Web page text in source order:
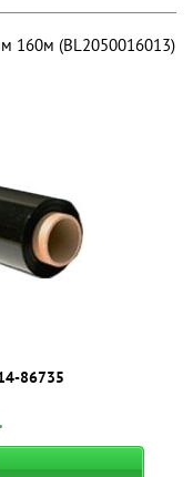
160м (BL2050016013)
86735